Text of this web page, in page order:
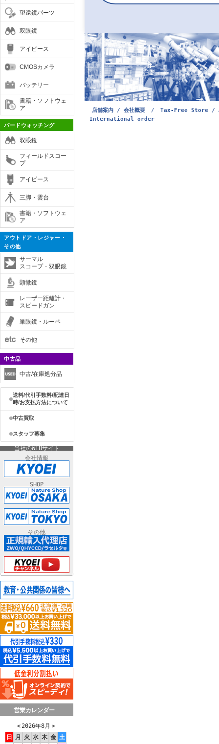
望遠鏡パーツ
双眼鏡
アイピース
CMOSカメラ
バッテリー
書籍・ソフトウェ
ア
バードウォッチング
双眼鏡
フィールドスコー
プ
アイピース
三脚・雲台
書籍・ソフトウェ
ア
アウトドア・レジャー・
その他
サーマル
スコープ・双眼鏡
顕微鏡
レーザー距離計・
スピードガン
単眼鏡・ルーペ
その他
中古品
中古/在庫処分品
送料/代引手数料/配達日
時/お支払方法について
中古買取
スタッフ募集
当社のWEBサイト
会社情報
SHOP
その他
営業カレンダー
＜ 2026年8月 ＞
日
月 火 水 木 金 土
店舗案内 / 会社概要 /
Tax-Free Store /
International order